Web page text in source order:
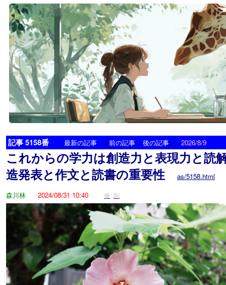
記事 5158番 最新の記事 <前の記事 後の記事> 2026/8/9
これからの学力は創造力と表現力と
造発表と作文と読書の重要性
as/5158.html
森川林
2024/08/31 10:40 修 削